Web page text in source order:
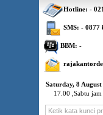
Saturday, 8 August
17.00 ,Sabtu
Hotline: -
SMS: - 0877
BBM: -